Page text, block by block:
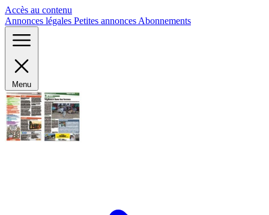
Accès au contenu
Annonces légales Petites annonces Abonnements
Menu
Panneau de gestion des cookies